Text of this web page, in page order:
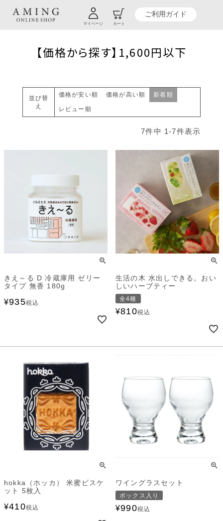
マイページ カート
ご利用ガイド
TOP 贈り物商品一覧 贈るシーンから探す
お返し・内祝い
【価格から探す】1,600円以下
【価格から探す】1,600円以下
並び替
え
価格が安い順 価格が高い順 新着順
レビュー順
7件中 1-7件表示
きえ～る D 冷蔵庫用 ゼリー
タイプ 無香 180g
¥935税込
生活の木 水出しできる。おい
しいハーブティー
全4種
¥810税込
hokka（ホッカ） 米蜜ビスケ
ット 5枚入
¥410税込
ワイングラスセット
ボックス入り
¥990税込